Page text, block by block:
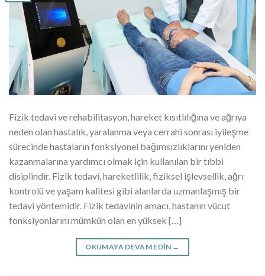
Fizik tedavi ve rehabilitasyon, hareket kısıtlılığına ve ağrıya
neden olan hastalık, yaralanma veya cerrahi sonrası iyileşme
sürecinde hastaların fonksiyonel bağımsızlıklarını yeniden
kazanmalarına yardımcı olmak için kullanılan bir tıbbi
disiplindir. Fizik tedavi, hareketlilik, fiziksel işlevsellik, ağrı
kontrolü ve yaşam kalitesi gibi alanlarda uzmanlaşmış bir
tedavi yöntemidir. Fizik tedavinin amacı, hastanın vücut
fonksiyonlarını mümkün olan en yüksek […]
OKUMAYA DEVAM EDIN →